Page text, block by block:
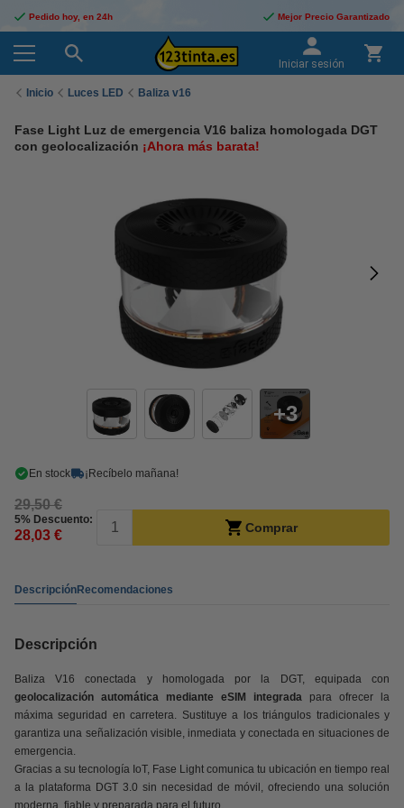
Pedido hoy, en 24h Mejor Precio Garantizado
Iniciar sesión
Inicio Luces LED Baliza v16
Fase Light Luz de emergencia V16 baliza homologada DGT
con geolocalización ¡Ahora más barata!
3
En stock ¡Recíbelo mañana!
29,50 €
5% Descuento:
28,03 € Comprar
DescripciónRecomendaciones
Descripción
Baliza V16 conectada y homologada por la DGT, equipada con
geolocalización automática mediante eSIM integrada para ofrecer la
máxima seguridad en carretera. Sustituye a los triángulos tradicionales y
garantiza una señalización visible, inmediata y conectada en situaciones de
emergencia.
Gracias a su tecnología IoT, Fase Light comunica tu ubicación en tiempo real
a la plataforma DGT 3.0 sin necesidad de móvil, ofreciendo una solución
moderna, fiable y preparada para el futuro.